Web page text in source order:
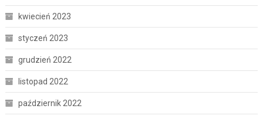
kwiecień 2023
styczeń 2023
grudzień 2022
listopad 2022
październik 2022